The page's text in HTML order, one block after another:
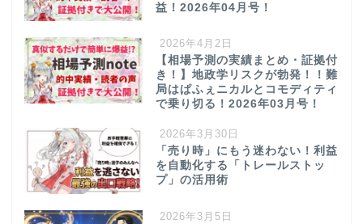
益！2026年04月号！
2026年4月2日
【相場予測の実績まとめ・証拠付
き！】地政学リスクが勃発！！難
局はぱふぇニカルとコモディティ
で乗り切る！2026年03月号！
2026年3月30日
「売り時」にもう迷わない！利益
を自動化する「トレールストッ
プ」の活用術
2026年3月5日